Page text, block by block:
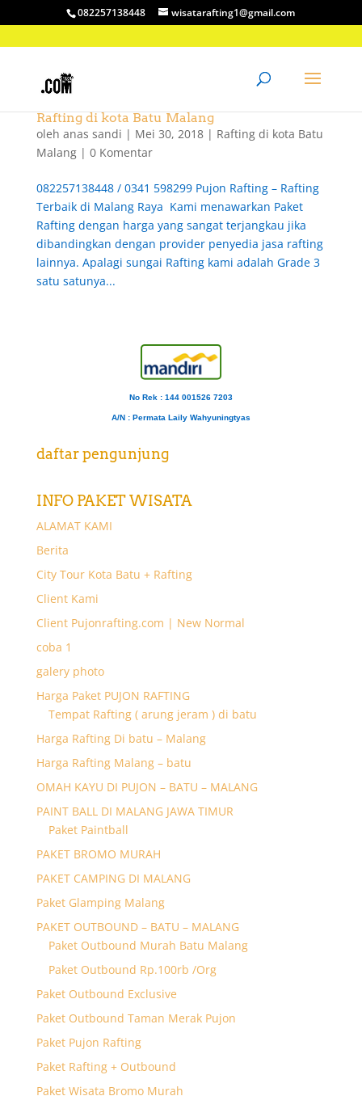
082257138448 wisatarafting1@gmail.com
Rafting di kota Batu Malang
oleh anas sandi | Mei 30, 2018| Rafting di kota Batu
Malang| 0 Komentar
082257138448 / 0341 598299 Pujon Rafting – Rafting
Terbaik di Malang Raya Kami menawarkan Paket
Rafting dengan harga yang sangat terjangkau jika
dibandingkan dengan provider penyedia jasa rafting
lainnya. Apalagi sungai Rafting kami adalah Grade 3
satu satunya...
No Rek : 144 001526 7203
A/N : Permata Laily Wahyuningtyas
daftar pengunjung
INFO PAKET WISATA
ALAMAT KAMI
Berita
City Tour Kota Batu + Rafting
Client Kami
Client Pujonrafting.com | New Normal
coba 1
galery photo
Harga Paket PUJON RAFTING
Tempat Rafting ( arung jeram ) di batu
Harga Rafting Di batu – Malang
Harga Rafting Malang – batu
OMAH KAYU DI PUJON – BATU – MALANG
PAINT BALL DI MALANG JAWA TIMUR
Paket Paintball
PAKET BROMO MURAH
PAKET CAMPING DI MALANG
Paket Glamping Malang
PAKET OUTBOUND – BATU – MALANG
Paket Outbound Murah Batu Malang
Paket Outbound Rp.100rb /Org
Paket Outbound Exclusive
Paket Outbound Taman Merak Pujon
Paket Pujon Rafting
Paket Rafting + Outbound
Paket Wisata Bromo Murah